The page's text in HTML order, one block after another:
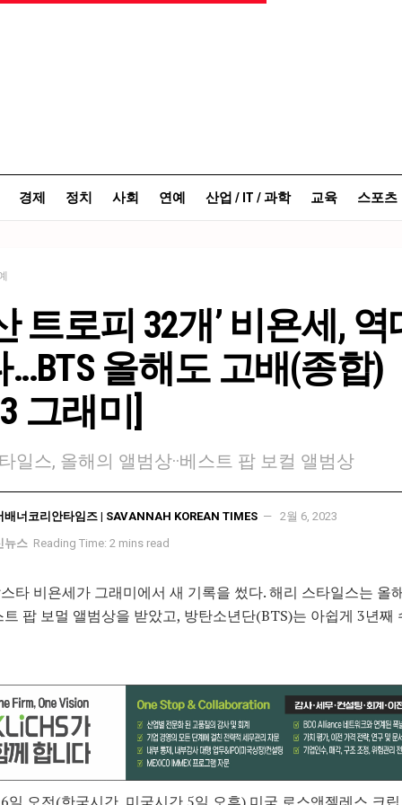
경제 정치 사회 연예 산업 / IT / 과학 교육 스포츠
트로피 32개’ 비욘세, 역
올해도 고배(종합)
그래미]
일스, 올해의 앨범상··베스트 팝 보컬 앨범상
배너코리안타임즈 | SAVANNAH KOREAN TIMES 2월 6, 2023
뉴스 Reading Time: 2 mins read
타 비욘세가 그래미에서 새 기록을 썼다. 해리 스타일스는 올
팝 보멀 앨범상을 받았고, 방탄소년단(BTS)는 아쉽게 3년째
일 오전(한국시간, 미국시간 5일 오후) 미국 로스앤젤레스 크